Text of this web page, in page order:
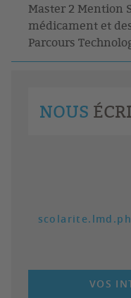
Master 2 Mention
médicament et
Parcours
NOUS
VOS